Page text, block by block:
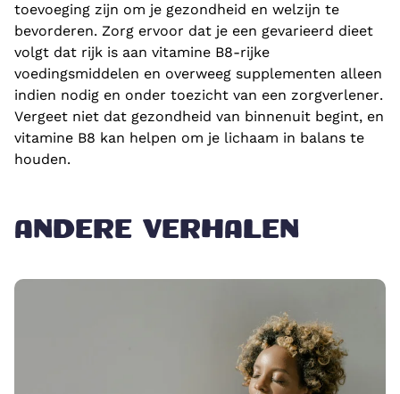
toevoeging zijn om je gezondheid en welzijn te
bevorderen. Zorg ervoor dat je een gevarieerd dieet
volgt dat rijk is aan vitamine B8-rijke
voedingsmiddelen en overweeg supplementen alleen
indien nodig en onder toezicht van een zorgverlener.
Vergeet niet dat gezondheid van binnenuit begint, en
vitamine B8 kan helpen om je lichaam in balans te
houden.
ANDERE VERHALEN